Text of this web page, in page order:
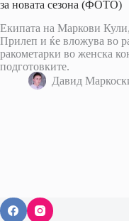
за новата сезона (ФОТО)
Екипата на Маркови
Прилеп и ќе вложува во
ракометарки во женска
подготовките.
Давид